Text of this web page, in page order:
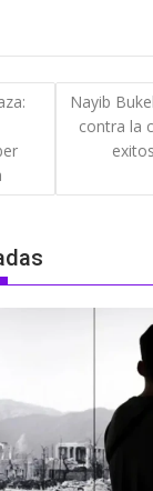
Nayib
contra la